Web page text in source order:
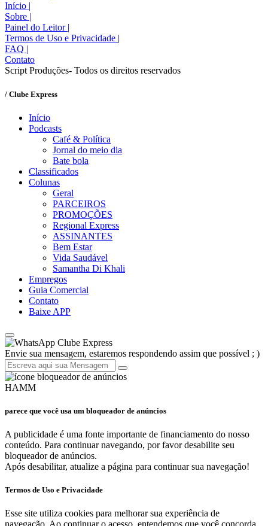
Início |
Sobre |
Painel do Leitor |
Termos de Uso e Privacidade |
FAQ |
Contato
Script Produções- Todos os direitos reservados
/ Clube Express
Início
Podcasts
Café & Política
Jornal do meio dia
Bate bola
Classificados
Colunas
Geral
PARCEIROS
PROMOÇÕES
Regional Express
ASSINANTES
Bem Estar
Vida Saudável
Samantha Di Khali
Empregos
Guia Comercial
Contato
Baixe APP
Clube Express
Envie sua mensagem, estaremos respondendo assim que possível ; )
HAMM
parece que você usa um bloqueador de anúncios
A publicidade é uma fonte importante de financiamento do nosso
conteúdo. Para continuar navegando, por favor desabilite seu
bloqueador de anúncios.
Após desabilitar, atualize a página para continuar sua navegação!
Termos de Uso e Privacidade
Esse site utiliza cookies para melhorar sua experiência de